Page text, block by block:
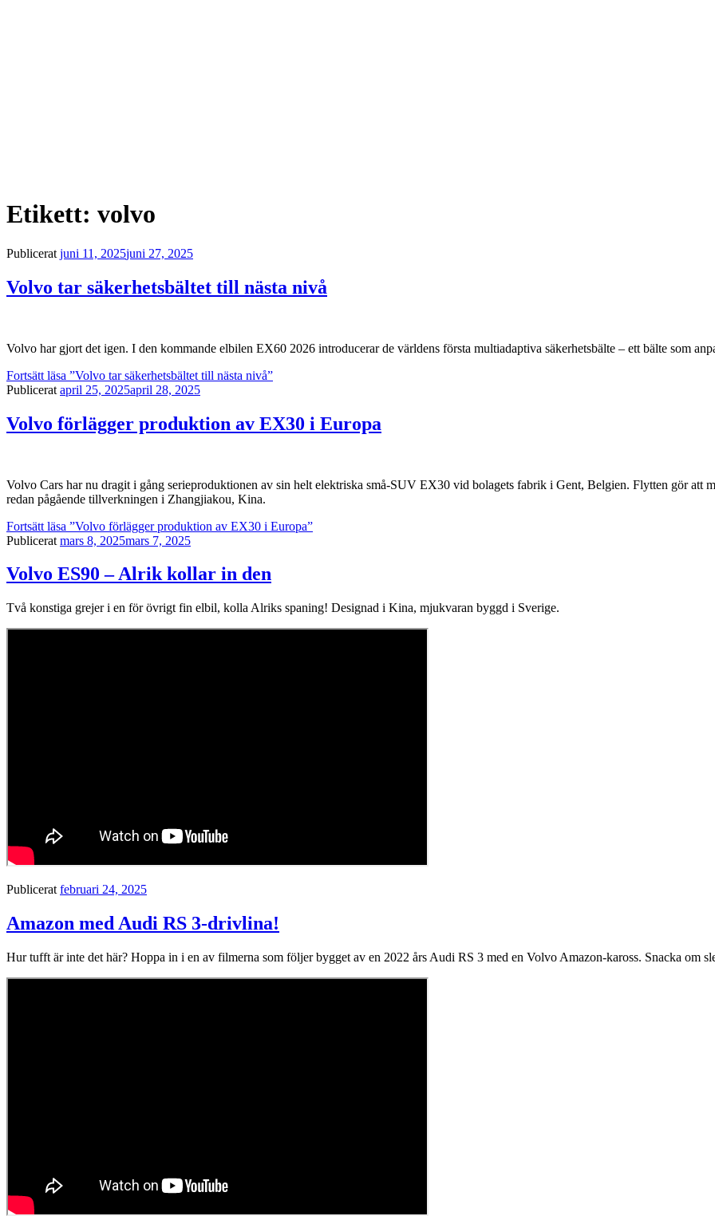
Etikett: volvo
Publicerat juni 11, 2025juni 27, 2025
Volvo tar säkerhetsbältet till nästa nivå
Volvo har gjort det igen. I den kommande elbilen EX60 2026 introducerar de världens första multiadaptiva säkerhetsbälte – ett bälte som
Fortsätt läsa ”Volvo tar säkerhetsbältet till nästa nivå”
Publicerat april 25, 2025april 28, 2025
Volvo förlägger produktion av EX30 i Europa
Volvo Cars har nu dragit i gång serieproduktionen av sin helt elektriska små-SUV EX30 vid bolagets fabrik i Gent, Belgien. Flytten gör att
redan pågående tillverkningen i Zhangjiakou, Kina.
Fortsätt läsa ”Volvo förlägger produktion av EX30 i Europa”
Publicerat mars 8, 2025mars 7, 2025
Volvo ES90 – Alrik kollar in den
Två konstiga grejer i en för övrigt fin elbil, kolla Alriks spaning! Designad i Kina, mjukvaran byggd i Sverige.
Publicerat februari 24, 2025
Amazon med Audi RS 3-drivlina!
Hur tufft är inte det här? Hoppa in i en av filmerna som följer bygget av en 2022 års Audi RS 3 med en Volvo Amazon-kaross. Snacka om